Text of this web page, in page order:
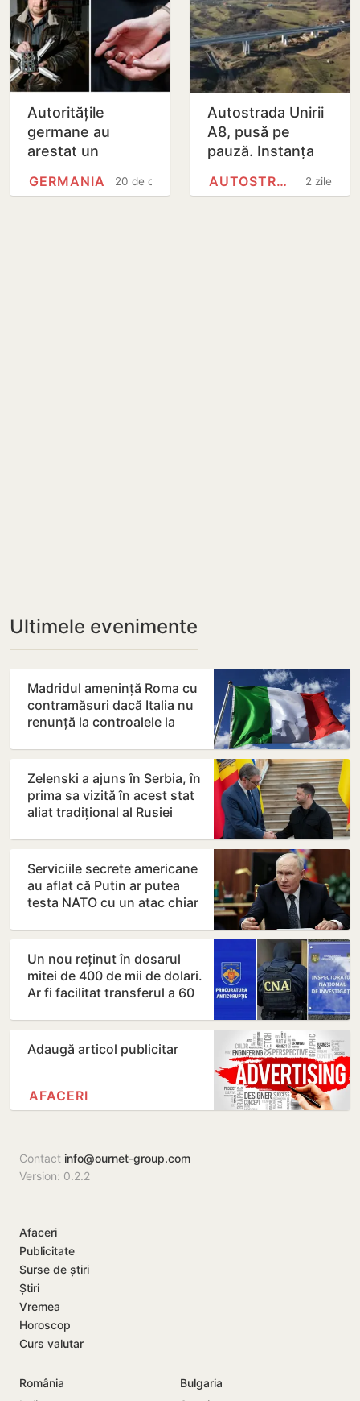
Autoritățile
germane au
arestat un
acuzat de spionaj
20 de ore
GERMANIA
Autostrada Unirii
A8, pusă pe
pauză. Instanța
suspendat
2 zile
AUTOSTRADA A8 (ROMÂNIA)
Ultimele evenimente
Madridul amenință Roma cu
contramăsuri dacă Italia nu
renunță la controalele la
Zelenski a ajuns în Serbia, în
prima sa vizită în acest stat
aliat tradițional al Rusiei
Serviciile secrete americane
au aflat că Putin ar putea
testa NATO cu un atac chiar
Un nou reținut în dosarul
mitei de 400 de mii de dolari.
Ar fi facilitat transferul a 60
Adaugă articol publicitar
AFACERI
Contact info@ournet-group.com
Version: 0.2.2
Afaceri
Publicitate
Surse de știri
Știri
Vremea
Horoscop
Curs valutar
România
Bulgaria